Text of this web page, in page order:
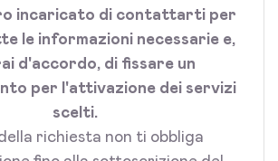
incaricato di contattarti per
le informazioni necessarie e,
d'accordo, di fissare un
per l'attivazione dei servizi
scelti.
richiesta non ti obbliga